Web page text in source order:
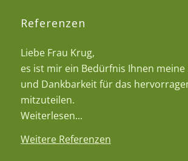
Referenzen
Liebe Frau Krug,
es ist mir ein Bedürfnis Ihnen
und Dankbarkeit für das
mitzuteilen.
Weiterlesen...
Weitere Referenzen